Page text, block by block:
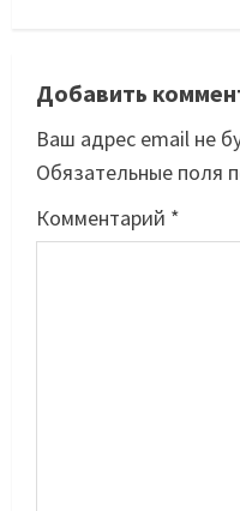
Добавить
Ваш адрес email не
Обязательные поля
Комментарий *